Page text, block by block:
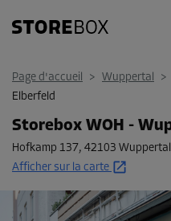
Page d'accueil > Wuppertal >
Elberfeld
Storebox WOH -
Hofkamp 137, 42103 Wuppertal
Afficher sur la carte